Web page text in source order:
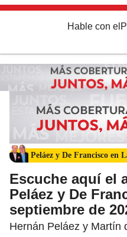
Hable con el
Peláez y De Francisco en
Escuche aquí el
Peláez y De
septiembre de
Hernán Peláez y Martín